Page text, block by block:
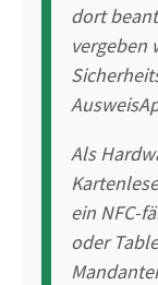
dort
vergeben
Als
ein NFC-
oder